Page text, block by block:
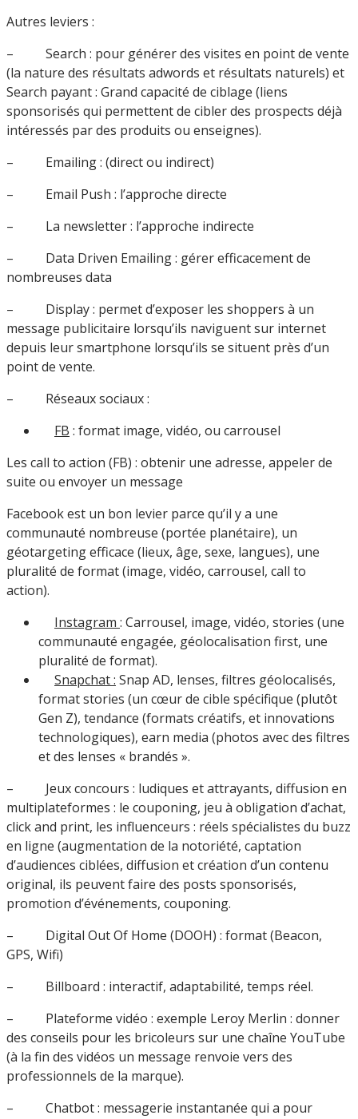
Autres leviers :
– Search : pour générer des visites en point de vente
(la nature des résultats adwords et résultats naturels) et
Search payant : Grand capacité de ciblage (liens
sponsorisés qui permettent de cibler des prospects déjà
intéressés par des produits ou enseignes).
– Emailing : (direct ou indirect)
– Email Push : l’approche directe
– La newsletter : l’approche indirecte
– Data Driven Emailing : gérer efficacement de
nombreuses data
– Display : permet d’exposer les shoppers à un
message publicitaire lorsqu’ils naviguent sur internet
depuis leur smartphone lorsqu’ils se situent près d’un
point de vente.
– Réseaux sociaux :
FB : format image, vidéo, ou carrousel
Les call to action (FB) : obtenir une adresse, appeler de
suite ou envoyer un message
Facebook est un bon levier parce qu’il y a une
communauté nombreuse (portée planétaire), un
géotargeting efficace (lieux, âge, sexe, langues), une
pluralité de format (image, vidéo, carrousel, call to
action).
Instagram : Carrousel, image, vidéo, stories (une
communauté engagée, géolocalisation first, une
pluralité de format).
Snapchat : Snap AD, lenses, filtres géolocalisés,
format stories (un cœur de cible spécifique (plutôt
Gen Z), tendance (formats créatifs, et innovations
technologiques), earn media (photos avec des filtres
et des lenses « brandés ».
– Jeux concours : ludiques et attrayants, diffusion en
multiplateformes : le couponing, jeu à obligation d’achat,
click and print, les influenceurs : réels spécialistes du buzz
en ligne (augmentation de la notoriété, captation
d’audiences ciblées, diffusion et création d’un contenu
original, ils peuvent faire des posts sponsorisés,
promotion d’événements, couponing.
– Digital Out Of Home (DOOH) : format (Beacon,
GPS, Wifi)
– Billboard : interactif, adaptabilité, temps réel.
– Plateforme vidéo : exemple Leroy Merlin : donner
des conseils pour les bricoleurs sur une chaîne YouTube
(à la fin des vidéos un message renvoie vers des
professionnels de la marque).
– Chatbot : messagerie instantanée qui a pour